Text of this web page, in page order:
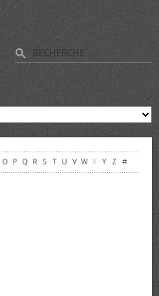
O P Q R S T U V W X Y Z #